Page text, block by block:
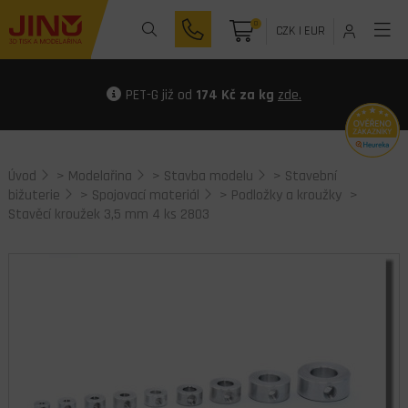
0 CZK| EUR
PET-G již od 174 Kč za kg zde.
Úvod > Modelařina > Stavba modelu > Stavební
bižuterie
> Spojovací materiál > Podložky a kroužky >
Stavěcí kroužek 3,5 mm 4 ks 2803